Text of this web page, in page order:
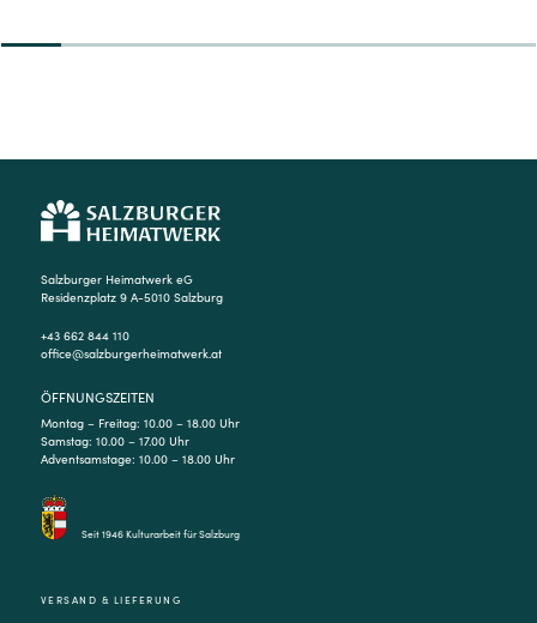
2 3 4 5 6 7 8 9
Salzburger Heimatwerk eG
Residenzplatz 9 A-5010 Salzburg
+43 662 844 110
office@salzburgerheimatwerk.at
ÖFFNUNGSZEITEN
Montag – Freitag: 10.00 – 18.00 Uhr
Samstag: 10.00 – 17.00 Uhr
Adventsamstage: 10.00 – 18.00 Uhr
Seit 1946 Kulturarbeit für Salzburg
VERSAND & LIEFERUNG